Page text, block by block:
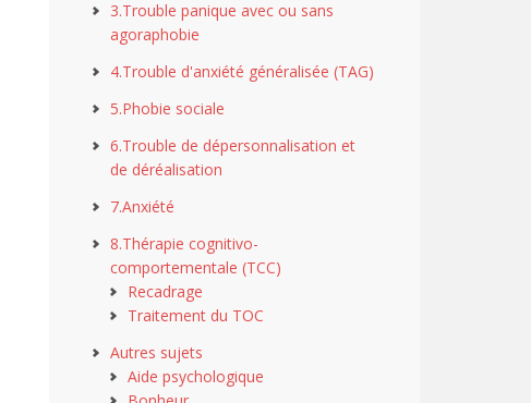
3.Trouble panique avec ou sans
agoraphobie
4.Trouble d'anxiété généralisée (TAG)
5.Phobie sociale
6.Trouble de dépersonnalisation et
de déréalisation
7.Anxiété
8.Thérapie cognitivo-
comportementale (TCC)
Recadrage
Traitement du TOC
Autres sujets
Aide psychologique